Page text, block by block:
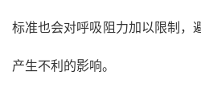
标准也会对呼吸阻力加以限制，
产生不利的影响。